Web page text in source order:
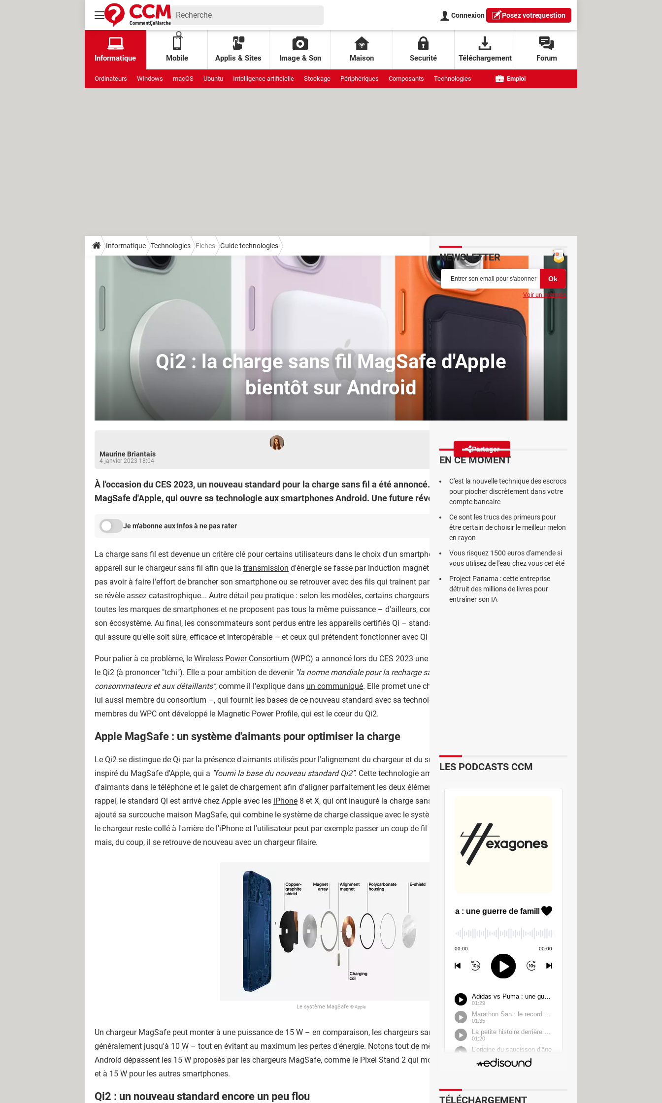
Connexion Posez votrequestion
Informatique Mobile Applis & Sites Image & Son Maison Securité Téléchargement Forum
Ordinateurs Windows macOS Ubuntu Intelligence artificielle Stockage Périphériques Composants Technologies Emploi
Informatique Technologies Fiches Guide technologies
Qi2 : la charge sans fil MagSafe d'Apple
bientôt sur Android
Maurine Briantais
4 janvier 2023 18:04
Partager
À l'occasion du CES 2023, un nouveau standard pour la charge sans fil a été annoncé. Baptisé Qi2, il se base sur le
MagSafe d'Apple, qui ouvre sa technologie aux smartphones Android. Une future révolution ?
Je m'abonne aux Infos à ne pas rater
La charge sans fil est devenue un critère clé pour certains utilisateurs dans le choix d'un smartphone. Grâce à elle, il suffit de déposer son
appareil sur le chargeur sans fil afin que la transmission d'énergie se fasse par induction magnétique. C'est vraiment pratique pour ne
pas avoir à faire l'effort de brancher son smartphone ou se retrouver avec des fils qui trainent partout. En revanche, le bilan énergétique
se révèle assez catastrophique... Autre détail peu pratique : selon les modèles, certains chargeurs sans fil ne sont pas compatibles avec
toutes les marques de smartphones et ne proposent pas tous la même puissance – d'ailleurs, comme à son habitude,
son écosystème. Au final, les consommateurs sont perdus entre les appareils certifiés Qi – standard omniprésent pour la charge sans fil
qui assure qu'elle soit sûre, efficace et interopérable – et ceux qui prétendent fonctionner avec Qi mais qui ne sont pas certifiés Qi.
Pour palier à ce problème, le Wireless Power Consortium (WPC) a annoncé lors du CES 2023 une nouvelle génération pour son standard :
le Qi2 (à prononcer "tchi"). Elle a pour ambition de devenir "la norme mondiale pour la recharge sans fil et fournira cette assurance aux
consommateurs et aux détaillants", comme il l'explique dans un communiqué. Elle promet une charge sans fil améliorée grâce à Apple –
lui aussi membre du consortium –, qui fournit les bases de ce nouveau standard avec sa technologie MagSafe. La Pomme et les autres
membres du WPC ont développé le Magnetic Power Profile, qui est le cœur du Qi2.
Apple MagSafe : un système d'aimants pour optimiser la charge
Le Qi2 se distingue de Qi par la présence d'aimants utilisés pour l'alignement du chargeur et du smartphone. Pour ça, il s'est fortement
inspiré du MagSafe d'Apple, qui a "fourni la base du nouveau standard Qi2". Cette technologie améliore la charge sans fil grâce à l'ajout
d'aimants dans le téléphone et le galet de chargement afin d'aligner parfaitement les deux éléments, et ainsi améliorer la charge. Pour
rappel, le standard Qi est arrivé chez Apple avec les iPhone 8 et X, qui ont inauguré la charge sans fil. Puis, avec l'iPhone 12, Apple a
ajouté sa surcouche maison MagSafe, qui combine le système de charge classique avec le système d'alignement magnétique. Résultat :
le chargeur reste collé à l'arrière de l'iPhone et l'utilisateur peut par exemple passer un coup de fil tout en chargeant son téléphone –
mais, du coup, il se retrouve de nouveau avec un chargeur filaire.
Le système MagSafe © Apple
Un chargeur MagSafe peut monter à une puissance de 15 W – en comparaison, les chargeurs sans fil pourAndroidmontent
généralement jusqu'à 10 W – tout en évitant au maximum les pertes d'énergie. Notons tout de même que de certains chargeurs pour
Android dépassent les 15 W proposés par les chargeurs MagSafe, comme le Pixel Stand 2 qui monte à 23 W pour les Pixel compatibles
et à 15 W pour les autres smartphones.
Qi2 : un nouveau standard encore un peu flou
NEWSLETTER
Voir un exemple
EN CE MOMENT
C'est la nouvelle technique des escrocs
pour piocher discrètement dans votre
compte bancaire
Ce sont les trucs des primeurs pour
être certain de choisir le meilleur melon
en rayon
Vous risquez 1500 euros d'amende si
vous utilisez de l'eau chez vous cet été
Project Panama : cette entreprise
détruit des millions de livres pour
entraîner son IA
LES PODCASTS CCM
TÉLÉCHARGEMENT